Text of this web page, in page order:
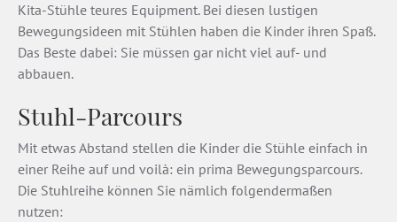
Kita-Stühle teures Equipment. Bei diesen lustigen
Bewegungsideen mit Stühlen haben die Kinder ihren Spaß.
Das Beste dabei: Sie müssen gar nicht viel auf- und
abbauen.
Stuhl-Parcours
Mit etwas Abstand stellen die Kinder die Stühle einfach in
einer Reihe auf und voilà: ein prima Bewegungsparcours.
Die Stuhlreihe können Sie nämlich folgendermaßen
nutzen: